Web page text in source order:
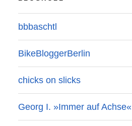
bbbaschtl
BikeBloggerBerlin
chicks on slicks
Georg I. »Immer auf Achse«